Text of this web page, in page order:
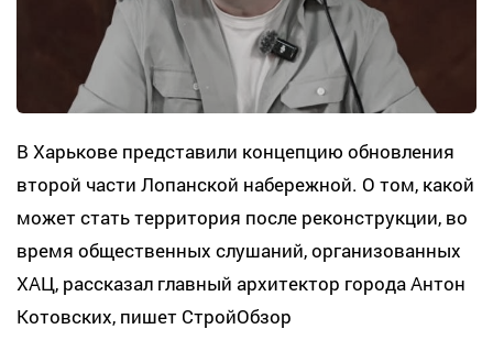
В Харькове представили концепцию обновления
второй части Лопанской набережной. О том, какой
может стать территория после реконструкции, во
время общественных слушаний, организованных
ХАЦ, рассказал главный архитектор города Антон
Котовских, пишет СтройОбзор